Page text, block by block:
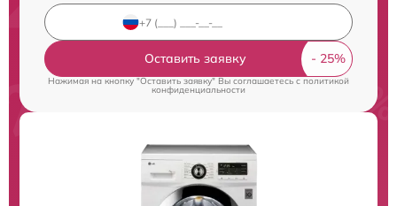
Оставить заявку
Нажимая на кнопку "Оставить заявку" Вы соглашаетесь cполитикой
конфиденциальности